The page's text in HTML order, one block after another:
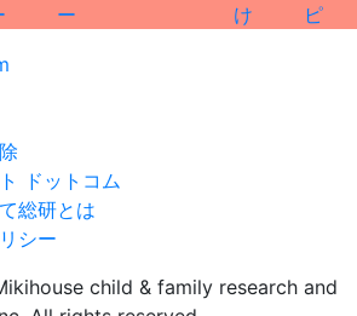
ー
け
ピ
ドットコム
総研とは
シー
child & family research and